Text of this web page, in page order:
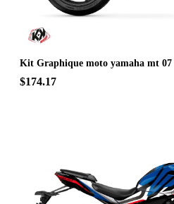
Kit Graphique moto yamaha mt 07
$174.17